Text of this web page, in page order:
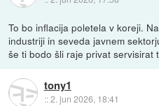
To bo inflacija poletela v koreji.
industriji in seveda javnem
še ti bodo šli raje privat servisirat
tony1
::2. jun 2026, 18:41